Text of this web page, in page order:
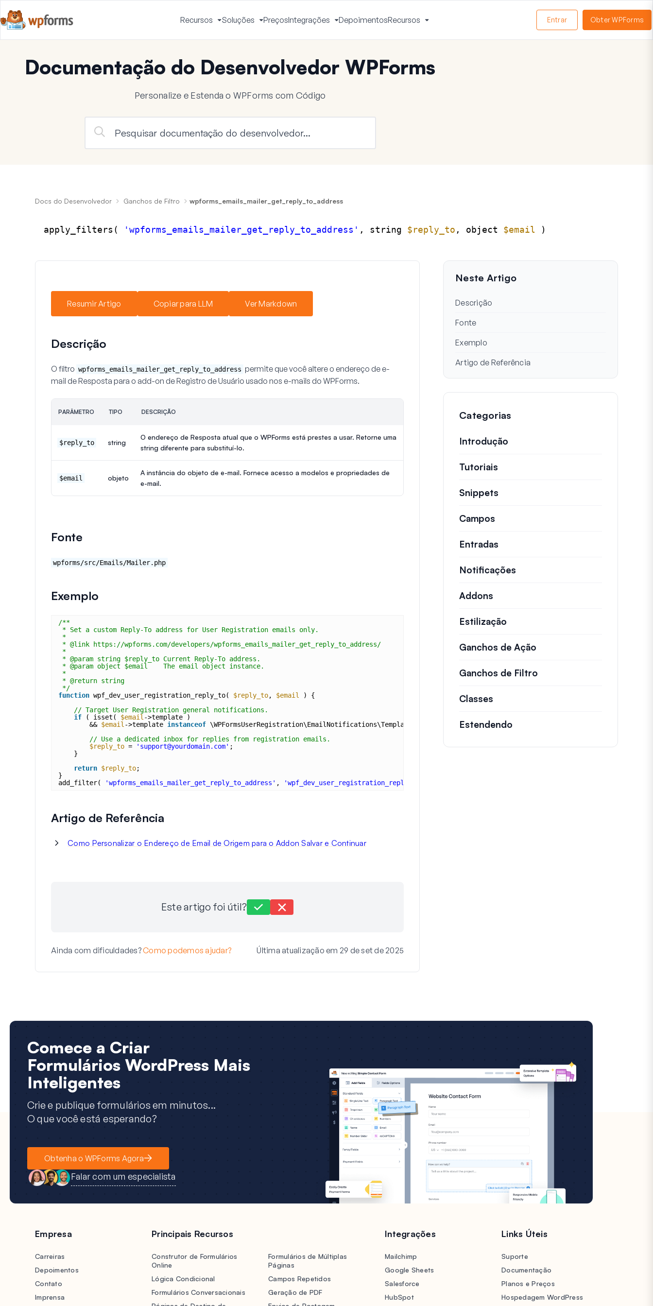
Recursos
Alternar
Menu
Soluções
Alternar
Menu
PreçosIntegrações
Alternar
Menu
DepoimentosRecursos
Menu
Entrar Obter WPForms
Documentação do Desenvolvedor WPForms
Personalize e Estenda o WPForms com Código
Docs do Desenvolvedor Ganchos de Filtro wpforms_emails_mailer_get_reply_to_address
apply_filters( 'wpforms_emails_mailer_get_reply_to_address' , string $reply_to , object $email )
Resumir Artigo Copiar para LLM Ver Markdown
Descrição
O filtro wpforms_emails_mailer_get_reply_to_address permite que você altere o endereço de e-
mail de Resposta para o add-on de Registro de Usuário usado nos e-mails do WPForms.
PARÂMETRO TIPO DESCRIÇÃO
$reply_to string
O endereço de Resposta atual que o WPForms está prestes a usar. Retorne uma
string diferente para substituí-lo.
$email objeto
A instância do objeto de e-mail. Fornece acesso a modelos e propriedades de
e-mail.
Fonte
wpforms/src/Emails/Mailer.php
Exemplo
/**
* Set a custom Reply-To address for User Registration emails only.
*
* @link https://wpforms.com/developers/wpforms_emails_mailer_get_reply_to_address/
*
* @param string $reply_to Current Reply-To address.
* @param object $email    The email object instance.
*
* @return string
*/
function wpf_dev_user_registration_reply_to( $reply_to, $email
) {
// Target User Registration general notifications.
if
( isset( $email ->template )
&& $email ->template instanceof \WPFormsUserRegistration\EmailNotifications\Templates\General ) {
// Use a dedicated inbox for replies from registration emails.
$reply_to = 'support@yourdomain.com' ;
}
return $reply_to;
}
add_filter(
'wpforms_emails_mailer_get_reply_to_address' , 'wpf_dev_user_registration_reply_to'
Artigo de Referência
Como Personalizar o Endereço de Email de Origem para o Addon Salvar e Continuar
Este artigo foi útil?
Ainda com dificuldades?Como podemos ajudar? Última atualização em 29 de set de 2025
Neste Artigo
Descrição
Fonte
Exemplo
Artigo de Referência
Categorias
Introdução
Tutoriais
Snippets
Campos
Entradas
Notificações
Addons
Estilização
Ganchos de Ação
Ganchos de Filtro
Classes
Estendendo
Comece a Criar
Formulários WordPress Mais
Inteligentes
Crie e publique formulários em minutos...
O que você está esperando?
Obtenha o WPForms Agora
Falar com um especialista
Empresa
Carreiras
Depoimentos
Contato
Imprensa
Principais Recursos
Construtor de Formulários
Online
Lógica Condicional
Formulários Conversacionais
Formulários de Múltiplas
Páginas
Campos Repetidos
Geração de PDF
Integrações
Mailchimp
Google Sheets
Salesforce
HubSpot
Links Úteis
Suporte
Documentação
Planos e Preços
Hospedagem WordPress